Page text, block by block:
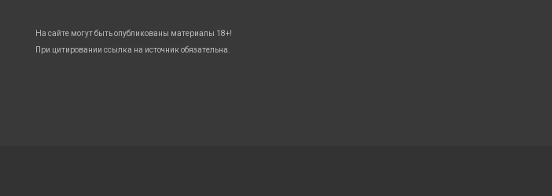
На сайте могут быть опубликованы материалы 18+!
При цитировании ссылка на источник обязательна.